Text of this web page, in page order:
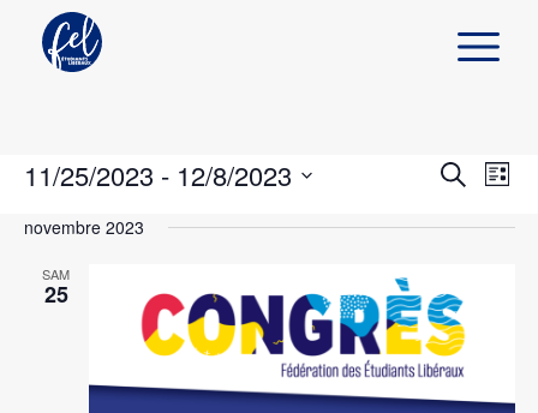
de
vues
de
Liste
11/25/2023 - 12/8/2023
une
novembre 2023
SAM
25